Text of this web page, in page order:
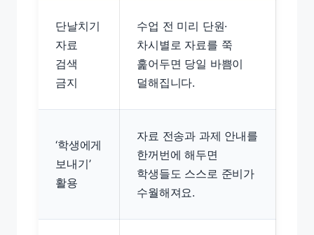
단날치기
자료
검색
금지
수업 전 미리 단원·
차시별로 자료를 쭉
훑어두면 당일 바쁨이
덜해집니다.
‘학생에게
보내기’
활용
자료 전송과 과제 안내를
한꺼번에 해두면
학생들도 스스로 준비가
수월해져요.